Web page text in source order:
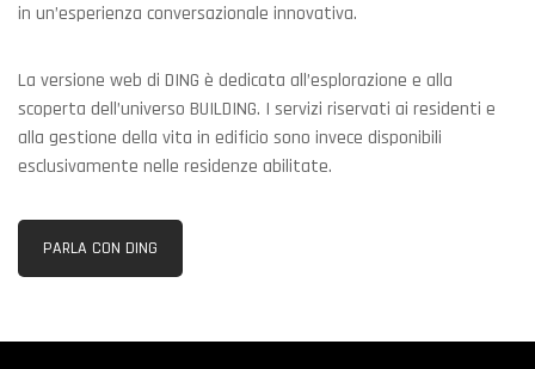
in un’esperienza conversazionale innovativa.
La versione web di DING è dedicata all’esplorazione e alla
scoperta dell’universo BUILDING. I servizi riservati ai residenti e
alla gestione della vita in edificio sono invece disponibili
esclusivamente nelle residenze abilitate.
PARLA CON DING